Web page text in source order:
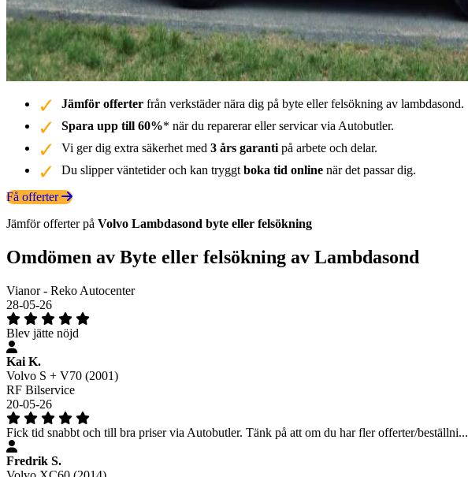
Jämför offerter från verkstäder nära dig på byte eller felsökning av lambdasond.
Spara upp till 60%* när du reparerar eller servicar via Autobutler.
Vi ger dig extra säkerhet med 3 års garanti på arbete och delar.
Du slipper väntetider och kan tryggt boka tid online när det passar dig.
Få offerter
Jämför offerter på Volvo Lambdasond byte eller felsökning
Omdömen av Byte eller felsökning av Lambdasond
Vianor - Reko Autocenter
28-05-26
Blev jätte nöjd
Kai K.
Volvo S + V70 (2001)
RF Bilservice
20-05-26
Fick tid snabbt och till bra priser via Autobutler. Tänk på att om du har fler offerter/beställni...
Fredrik S.